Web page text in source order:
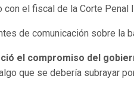
el fiscal de la Corte Penal
de comunicación sobre la
el compromiso del
que se debería subrayar